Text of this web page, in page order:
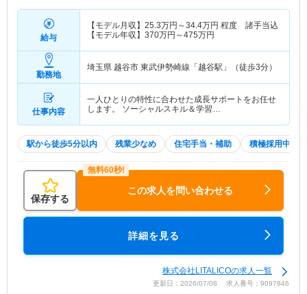
給与
【モデル月収】 25.3万円～34.4万円 程度 諸手当込
【モデル年収】 370万円～475万円
勤務地
埼玉県 越谷市 東武伊勢崎線「越谷駅」（徒歩3分）
仕事内容
一人ひとりの特性に合わせた成長サポートをお任せ
します。 ソーシャルスキル＆学習…
駅から徒歩5分以内 残業少なめ 住宅手当・補助 積極採用中
保存する
この求人を問い合わせる
詳細を見る
株式会社LITALICOの求人一覧
更新日：2026/07/08 求人番号：9097846